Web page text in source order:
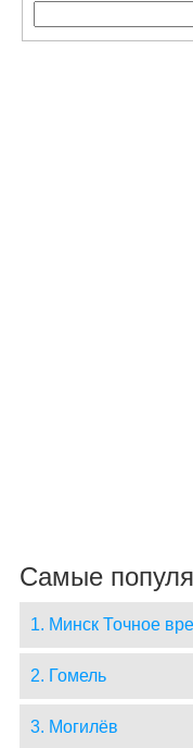
Самые
1. Минск Точное
2. Гомель
3. Могилёв